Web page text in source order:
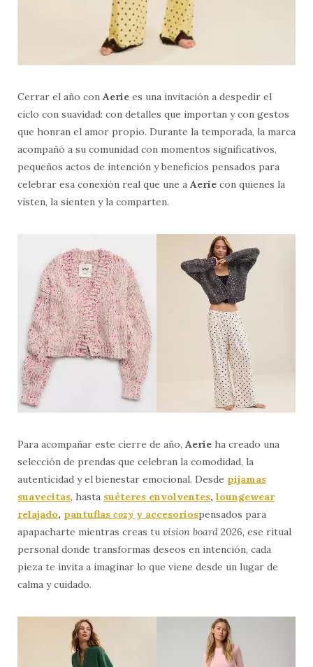
Cerrar el año con Aerie es una invitación a despedir el
ciclo con suavidad: con detalles que importan y con gestos
que honran el amor propio. Durante la temporada, la marca
acompañó a su comunidad con momentos significativos,
pequeños actos de intención y beneficios pensados para
celebrar esa conexión real que une a Aerie con quienes la
visten, la sienten y la comparten.
Para acompañar este cierre de año, Aerie ha creado una
selección de prendas que celebran la comodidad, la
autenticidad y el bienestar emocional. Desde pijamas
suavecitas, hasta suéteres envolventes, loungewear
relajado, pantuflas cozy y accesoriospensados para
apapacharte mientras creas tu vision board 2026, ese ritual
personal donde transformas deseos en intención, cada
pieza te invita a imaginar lo que viene desde un lugar de
calma y cuidado.